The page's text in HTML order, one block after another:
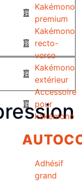
Kakémono
premium
Kakémono
recto-
verso
Kakémono
extérieur
Accessoire
pour
kakémono
Adhésif
grand